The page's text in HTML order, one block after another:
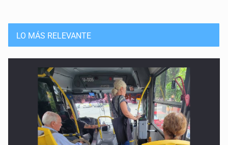
LO MÁS RELEVANTE